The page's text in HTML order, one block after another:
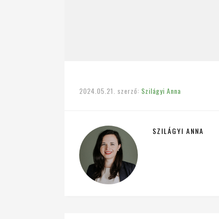
2024.05.21. szerző: Szilágyi Anna
SZILÁGYI ANNA